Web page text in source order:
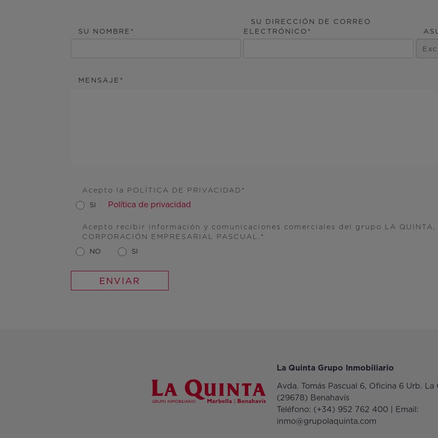
SU NOMBRE
SU DIRECCIÓN DE CORREO
ELECTRÓNICO
MENSAJE
Acepto la POLÍTICA DE PRIVACIDAD
SI
Política de privacidad
Acepto recibir información y comunicaciones comerciales del grupo LA QUINTA,
CORPORACIÓN EMPRESARIAL PASCUAL.
NO
SI
La Quinta Grupo Inmobiliario
Avda. Tomás Pascual 6, Oficina 6 Urb. La
(29678) Benahavís
Teléfono: (+34) 952 762 400| Email:
inmo@grupolaquinta.com